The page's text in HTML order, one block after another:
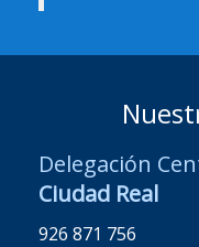
Delegación
Ciudad Real
926 871 756